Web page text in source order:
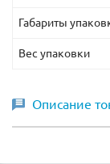
Габариты
Вес упаковки
Описание